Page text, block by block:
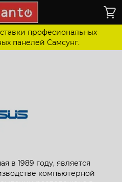
професиональных
панелей Самсунг.
в 1989 году, является
компьютерной